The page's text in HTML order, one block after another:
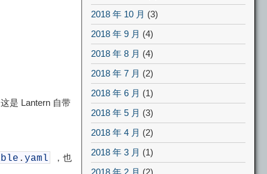
这是 Lantern 自带
. yaml
，也
2018 年 10 月 (3)
2018 年 9 月 (4)
2018 年 8 月 (4)
2018 年 7 月 (2)
2018 年 6 月 (1)
2018 年 5 月 (3)
2018 年 4 月 (2)
2018 年 3 月 (1)
2018 年 2 月 (2)